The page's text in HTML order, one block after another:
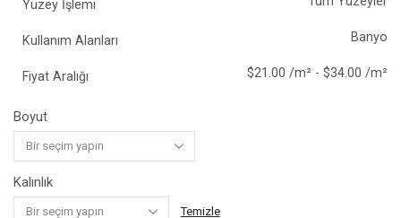
Yüzey İşlemi
Kullanım Alanları Banyo
Fiyat Aralığı $21.00 /m² - $34.00 /m²
Boyut
Kalınlık
Temizle